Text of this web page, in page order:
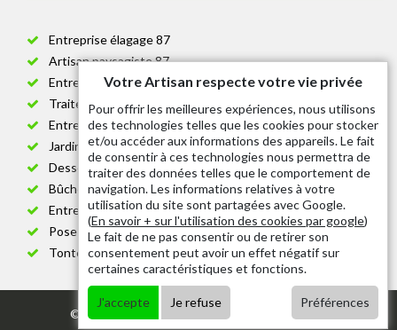
Entreprise élagage 87
Artisan paysagiste 87
Entreprise de jardinage 87
Traitement anti-chenille 87
Entreprise abattage arbre 87
Jardinier taille de haie 87
Dessouchage arbre et haie 87
Bûcheron 87
Entretien espace vert cimetière 87
Pose et changement grillage et clôture 87
Tonte de pelouse 87
© 2020 - Tout droit réservé | Mentions légales
Votre Artisan respecte votre vie privée
Pour offrir les meilleures expériences, nous utilisons
des technologies telles que les cookies pour stocker
et/ou accéder aux informations des appareils. Le fait
de consentir à ces technologies nous permettra de
traiter des données telles que le comportement de
navigation. Les informations relatives à votre
utilisation du site sont partagées avec Google.
(En savoir + sur l'utilisation des cookies par google)
Le fait de ne pas consentir ou de retirer son
consentement peut avoir un effet négatif sur
certaines caractéristiques et fonctions.
J'accepte Je refuse Préférences